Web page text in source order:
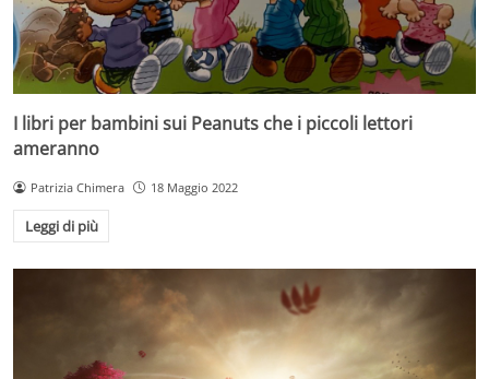
I libri per bambini sui Peanuts che i piccoli lettori
ameranno
Patrizia Chimera 18 Maggio 2022
Leggi di più